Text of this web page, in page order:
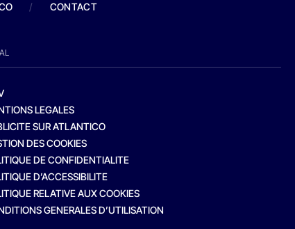
/ CONTACT
LEGALES
SUR ATLANTICO
DES COOKIES
DE CONFIDENTIALITE
D’ACCESSIBILITE
RELATIVE AUX COOKIES
GENERALES D’UTILISATION